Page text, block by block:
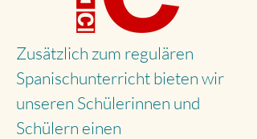
Zusätzlich zum regulären
Spanischunterricht bieten wir
unseren Schülerinnen und
Schülern einen